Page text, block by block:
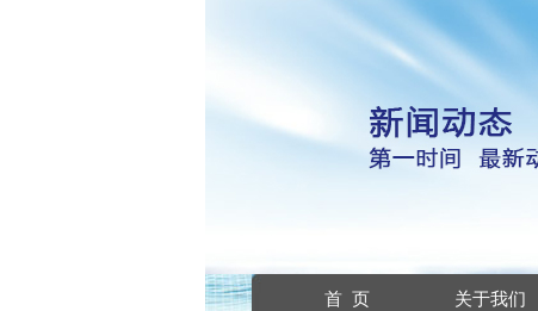
首 页 关于我们